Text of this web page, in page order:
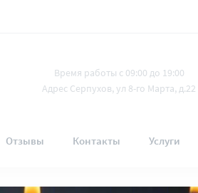
Время работы с 09:00 до 19:00
Адрес Серпухов, ул 8-го Марта, д.22
Отзывы Контакты Услуги